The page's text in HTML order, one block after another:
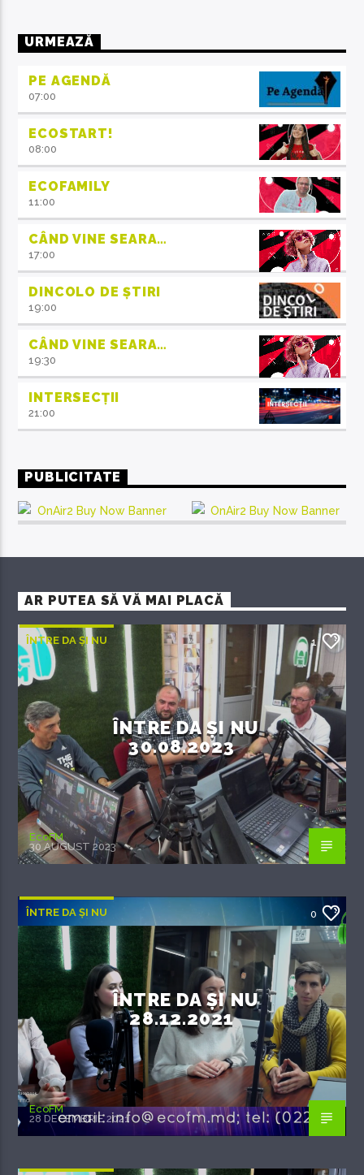
URMEAZĂ
PE AGENDĂ
07:00
ECOSTART!
08:00
ECOFAMILY
11:00
CÂND VINE SEARA…
17:00
DINCOLO DE ȘTIRI
19:00
CÂND VINE SEARA…
19:30
INTERSECȚII
21:00
PUBLICITATE
AR PUTEA SĂ VĂ MAI PLACĂ
ÎNTRE DA ȘI NU 1
ÎNTRE DA ȘI NU
30.08.2023
EcoFM
30 AUGUST 2023
ÎNTRE DA ȘI NU 0
ÎNTRE DA ȘI NU
28.12.2021
EcoFM
28 DECEMBRIE 2021